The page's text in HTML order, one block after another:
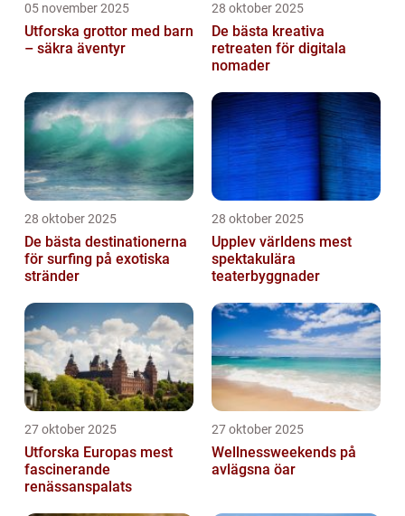
05 november 2025
Utforska grottor med barn
– säkra äventyr
28 oktober 2025
De bästa kreativa
retreaten för digitala
nomader
28 oktober 2025
De bästa destinationerna
för surfing på exotiska
stränder
28 oktober 2025
Upplev världens mest
spektakulära
teaterbyggnader
27 oktober 2025
Utforska Europas mest
fascinerande
renässanspalats
27 oktober 2025
Wellnessweekends på
avlägsna öar